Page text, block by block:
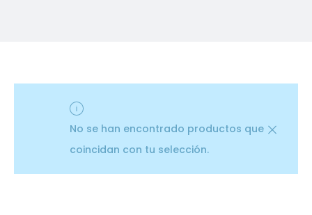
No se han encontrado productos que
coincidan con tu selección.